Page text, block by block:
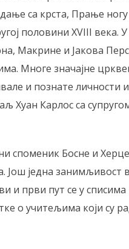
са крста, Прање
половини XVIII века.
Макрине и Јакова
Многе значајне
и познате личности
Хуан Карлос са
Босне и
Још једна занимљивост
и први пут се у
о учитељима који су